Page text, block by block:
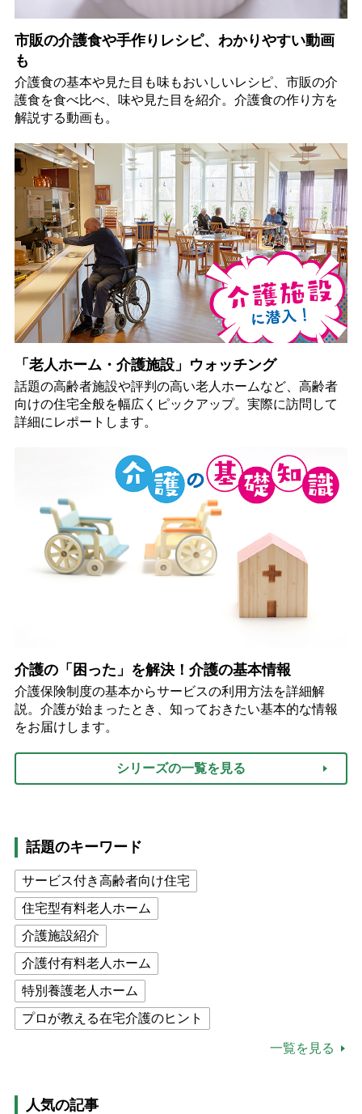
市販の介護食や手作りレシピ、わかりやすい動画
も
介護食の基本や見た目も味もおいしいレシピ、市販の介
護食を食べ比べ、味や見た目を紹介。介護食の作り方を
解説する動画も。
「老人ホーム・介護施設」ウォッチング
話題の高齢者施設や評判の高い老人ホームなど、高齢者
向けの住宅全般を幅広くピックアップ。実際に訪問して
詳細にレポートします。
介護の「困った」を解決！介護の基本情報
介護保険制度の基本からサービスの利用方法を詳細解
説。介護が始まったとき、知っておきたい基本的な情報
をお届けします。
シリーズの一覧を見る
話題のキーワード
サービス付き高齢者向け住宅
住宅型有料老人ホーム
介護施設紹介
介護付有料老人ホーム
特別養護老人ホーム
プロが教える在宅介護のヒント
猫が母になつきません
一覧を見る
人気の記事